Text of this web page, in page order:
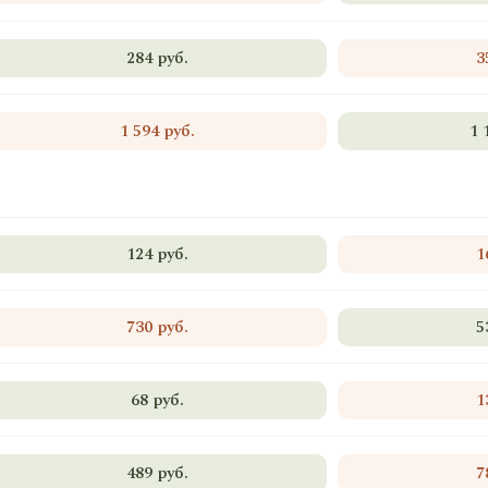
284 руб.
1 594 руб. 1
124 руб.
730 руб.
68 руб.
489 руб.